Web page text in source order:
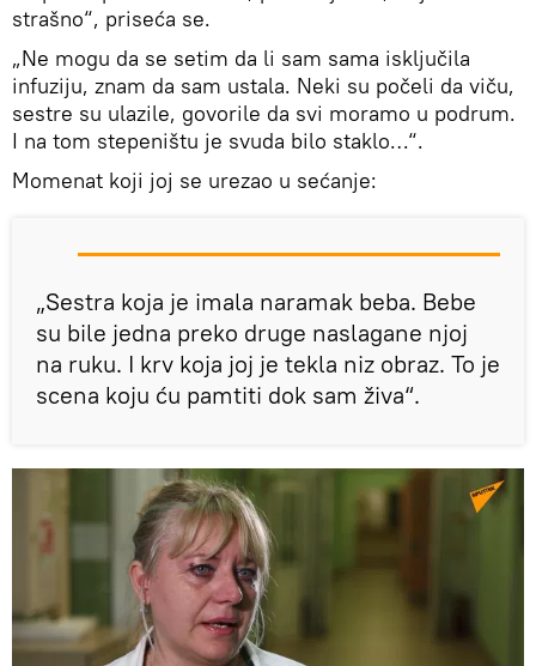
strašno“, priseća se.
„Ne mogu da se setim da li sam sama isključila
infuziju, znam da sam ustala. Neki su počeli da viču,
sestre su ulazile, govorile da svi moramo u podrum.
I na tom stepeništu je svuda bilo staklo…“.
Momenat koji joj se urezao u sećanje:
„Sestra koja je imala naramak beba. Bebe
su bile jedna preko druge naslagane njoj
na ruku. I krv koja joj je tekla niz obraz. To je
scena koju ću pamtiti dok sam živa“.